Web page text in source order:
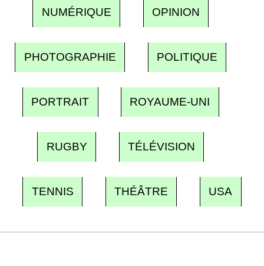
NUMÉRIQUE OPINION
PHOTOGRAPHIE POLITIQUE
PORTRAIT ROYAUME-UNI
RUGBY TÉLÉVISION
TENNIS THÉÂTRE USA